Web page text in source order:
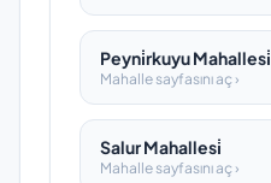
Peyni̇rkuyu Mahallesi̇
Mahalle sayfasını aç ›
Salur Mahallesi̇
Mahalle sayfasını aç ›